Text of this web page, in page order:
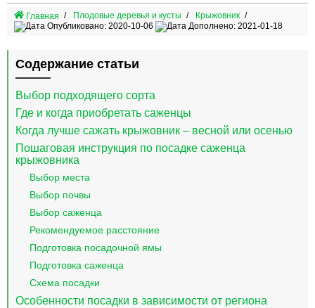
Главная Плодовые деревья и кусты
Крыжовник
Опубликовано: 2020-10-06
Дополнено: 2021-01-18
Содержание статьи
Выбор подходящего сорта
Где и когда приобретать саженцы
Когда лучше сажать крыжовник – весной или осенью
Пошаговая инструкция по посадке саженца
крыжовника
Выбор места
Выбор почвы
Выбор саженца
Рекомендуемое расстояние
Подготовка посадочной ямы
Подготовка саженца
Схема посадки
Особенности посадки в зависимости от региона